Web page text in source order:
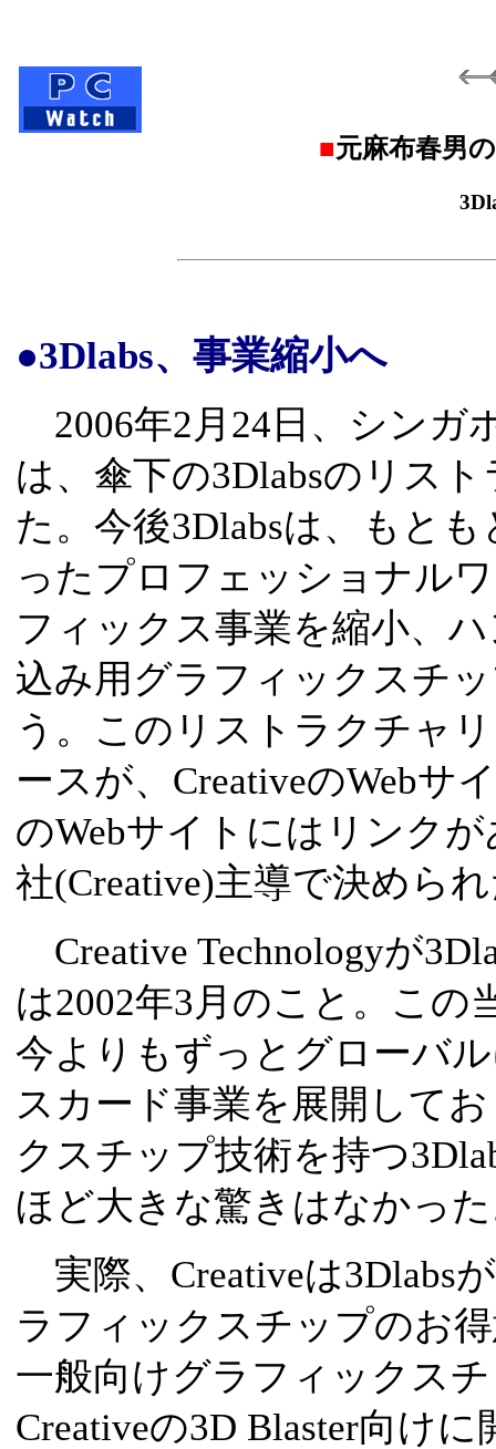
■元麻布春男
●3Dlabs、事業縮小へ
2006年2月24日、シンガ
は、傘下の3Dlabsのリス
た。今後3Dlabsは、もと
ったプロフェッショナル
フィックス事業を縮小、
込み用グラフィックスチ
う。このリストラクチャ
ースが、CreativeのWebサ
のWebサイトにはリンク
社(Creative)主導で決めら
Creative Technologyが
は2002年3月のこと。この
今よりもずっとグローバ
スカード事業を展開して
クスチップ技術を持つ
ほど大きな驚きはなかっ
実際、Creativeは3Dlabs
ラフィックスチップのお
一般向けグラフィックス
Creativeの3D Blaster向け